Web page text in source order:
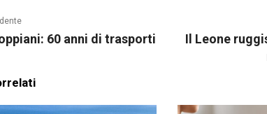
60 anni di trasporti
Il Leone